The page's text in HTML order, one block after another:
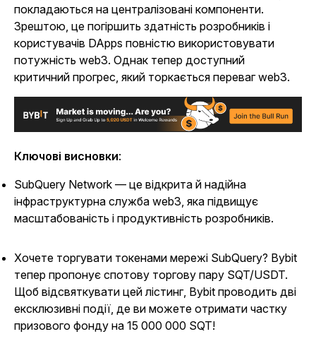
покладаються на централізовані компоненти.
Зрештою, це погіршить здатність розробників і
користувачів DApps повністю використовувати
потужність web3. Однак тепер доступний
критичний прогрес, який торкається переваг web3.
Ключові висновки:
SubQuery Network — це відкрита й надійна
інфраструктурна служба web3, яка підвищує
масштабованість і продуктивність розробників.
Хочете торгувати токенами мережі SubQuery? Bybit
тепер пропонує спотову торгову пару SQT/USDT.
Щоб відсвяткувати цей лістинг, Bybit проводить дві
ексклюзивні події, де ви можете отримати частку
призового фонду на 15 000 000 SQT!